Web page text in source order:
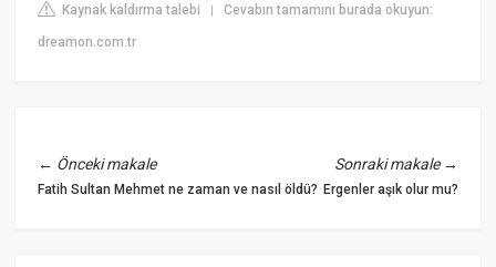
Kaynak kaldırma talebi |Cevabın tamamını burada okuyun:
dreamon.com.tr
← Önceki makale
Fatih Sultan Mehmet ne zaman ve nasıl öldü?
Sonraki makale→
Ergenler aşık olur mu?